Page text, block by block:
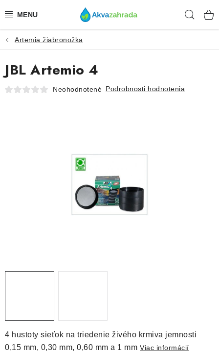
na
TECHNIKA
HNOJIVÁ
VODA
KRMIVÁ A VITAMÍNY
ŽIVOČÍCHY
Moja objednávka
Artemia žiabronožka
4 hustoty sieťok na triedenie živého krmiva jemnosti
0,15 mm, 0,30 mm, 0,60 mm a 1 mm Viac informácií
JBL Artemio 4
Neohodnotené Podrobnosti hodnotenia